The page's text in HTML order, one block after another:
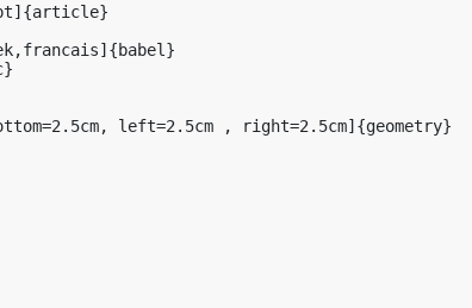
left=2.5cm , right=2.5cm]{geometry}